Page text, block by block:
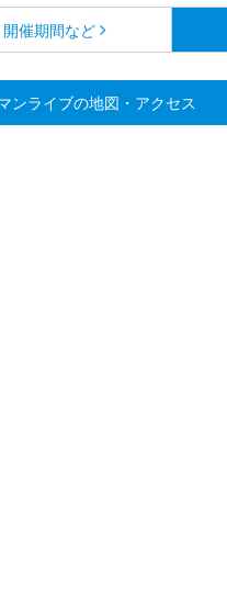
開催期間など
ンライブの地図・アクセス